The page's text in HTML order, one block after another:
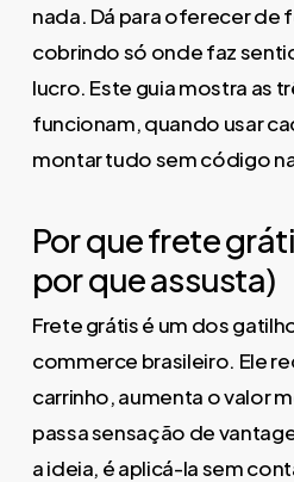
nada. Dá para oferecer de
cobrindo só onde faz
lucro. Este guia mostra as
funcionam, quando usar
montar tudo sem código
Por que frete
por que assusta)
Frete grátis é um dos
commerce brasileiro. Ele
carrinho, aumenta o valor
passa sensação de
a ideia, é aplicá-la sem